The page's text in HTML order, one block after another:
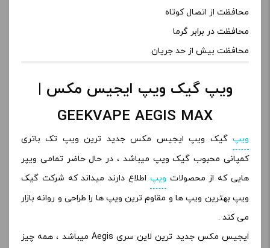
محافظت از اتصال کوتاه
محافظت در برابر گرما
محافظت بیش از حد جریان
ویپ گیک ویپ ایجیس مکس |
GEEKVAPE AEGIS MAX
ویپ گیک ویپ ایجیس مکس جدید ترین ویپ تک باتری
کمپانی محبوب گیک ویپ میباشد ، در حال حاضر تمامی ویپر
هایی که از محصولات ویپ اطلاع دارند میداند که شرکت گیک
ویپ بهترین ویپ ها و مقاوم ترین ویپ ها را طراحی و روانه بازار
می کند .
ایجیس مکس جدید ترین لاین سری Aegis میباشد ، همه چیز